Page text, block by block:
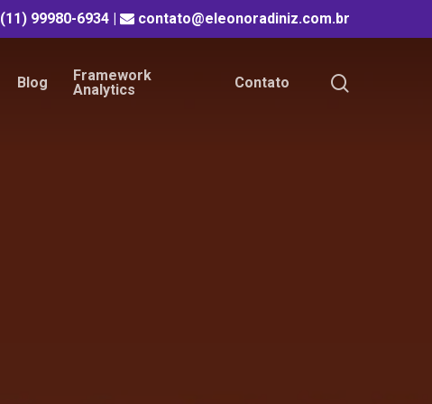
(11) 99980-6934 | contato@eleonoradiniz.com.br
Blog
Framework
Analytics
Contato